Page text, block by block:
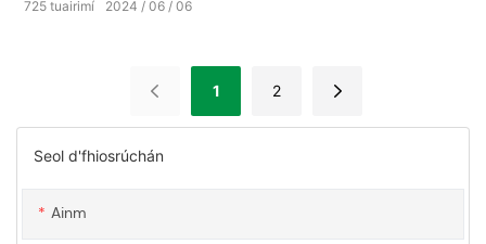
2024 06 06
725 tuairimí
1 2
Seol d'fhiosrúchán
Ainm